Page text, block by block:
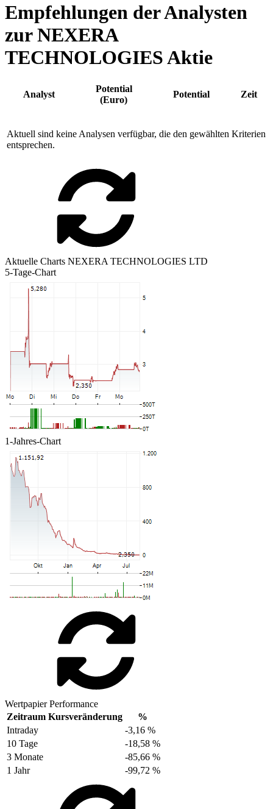
Empfehlungen der Analysten
zur NEXERA
TECHNOLOGIES Aktie
Analyst
Potential
(Euro)
Potential Zeit
Aktuell sind keine Analysen verfügbar, die den gewählten Kriterien
entsprechen.
Aktuelle Charts NEXERA TECHNOLOGIES LTD
5-Tage-Chart
1-Jahres-Chart
Wertpapier Performance
Zeitraum Kursveränderung
%
Intraday
-3,16 %
10 Tage
-18,58 %
3 Monate
-85,66 %
1 Jahr
-99,72 %